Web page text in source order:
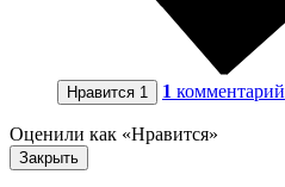
Нравится 1 1 комментарий
Оценили как «Нравится»
Закрыть